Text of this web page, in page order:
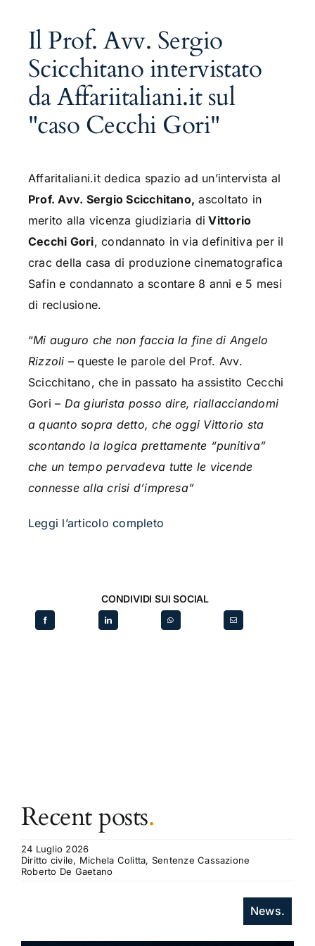
Il Prof. Avv. Sergio
Scicchitano intervistato
da Affariitaliani.it sul
"caso Cecchi Gori"
Affaritaliani.it dedica spazio ad un’intervista al
Prof. Avv. Sergio Scicchitano, ascoltato in
merito alla vicenza giudiziaria di Vittorio
Cecchi Gori, condannato in via definitiva per il
crac della casa di produzione cinematografica
Safin e condannato a scontare 8 anni e 5 mesi
di reclusione.
“Mi auguro che non faccia la fine di Angelo
Rizzoli –queste le parole del Prof. Avv.
Scicchitano, che in passato ha assistito Cecchi
Gori – Da giurista posso dire, riallacciandomi
a quanto sopra detto, che oggi Vittorio sta
scontando la logica prettamente “punitiva”
che un tempo pervadeva tutte le vicende
connesse alla crisi d’impresa”
Leggi l’articolo completo
CONDIVIDI SUI SOCIAL
Recent posts.
24 Luglio 2026
Diritto civile, Michela Colitta, Sentenze Cassazione
Roberto De Gaetano
News.